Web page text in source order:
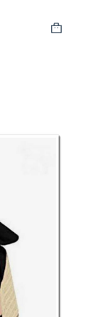
Varukorg